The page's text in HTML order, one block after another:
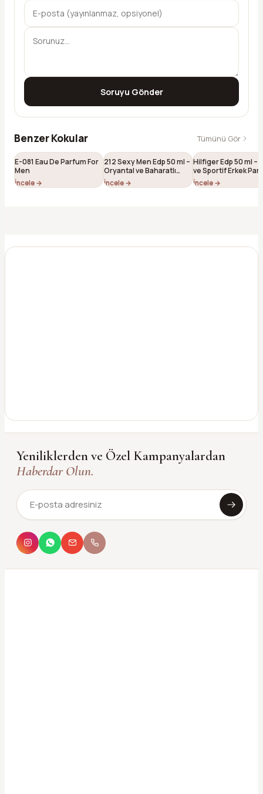
Soruyu Gönder
Benzer Kokular Tümünü Gör
E-081 Eau De Parfum For
Men
İncele →
212 Sexy Men Edp 50 ml –
Oryantal ve Baharatlı
Erkek Parfümü (E-038)
İncele →
Hilfiger Edp 50 ml –
ve Sportif Erkek
(E-028)
İncele →
Yeniliklerden ve Özel Kampanyalardan
Haberdar Olun.